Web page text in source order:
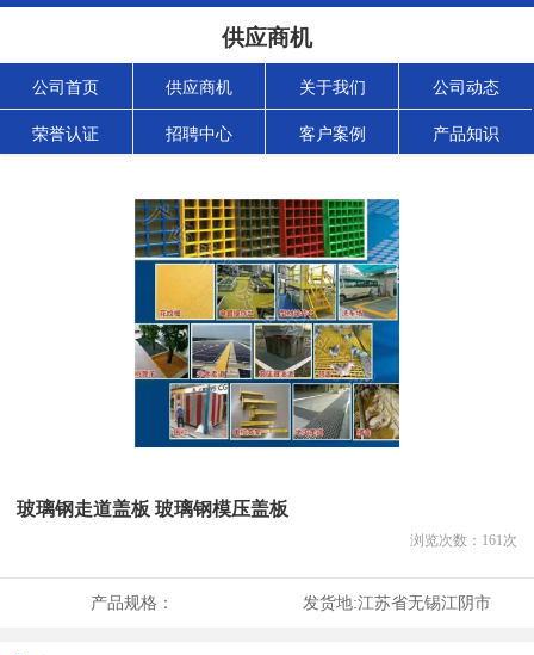
供应商机
公司首页 供应商机 关于我们 公司动态
荣誉认证 招聘中心 客户案例 产品知识
玻璃钢走道盖板 玻璃钢模压盖板
浏览次数： 161次
产品规格： 发货地:江苏省无锡江阴市